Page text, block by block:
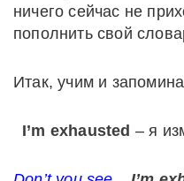
ничего сейчас не
пополнить свой
Итак, учим и
I’m exhausted – я